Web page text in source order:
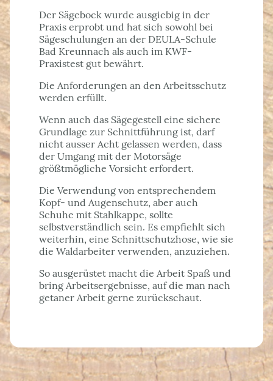
Der Sägebock wurde ausgiebig in der
Praxis erprobt und hat sich sowohl bei
Sägeschulungen an der DEULA-Schule
Bad Kreunnach als auch im KWF-
Praxistest gut bewährt.
Die Anforderungen an den Arbeitsschutz
werden erfüllt.
Wenn auch das Sägegestell eine sichere
Grundlage zur Schnittführung ist, darf
nicht ausser Acht gelassen werden, dass
der Umgang mit der Motorsäge
größtmögliche Vorsicht erfordert.
Die Verwendung von entsprechendem
Kopf- und Augenschutz, aber auch
Schuhe mit Stahlkappe, sollte
selbstverständlich sein. Es empfiehlt sich
weiterhin, eine Schnittschutzhose, wie sie
die Waldarbeiter verwenden, anzuziehen.
So ausgerüstet macht die Arbeit Spaß und
bring Arbeitsergebnisse, auf die man nach
getaner Arbeit gerne zurückschaut.